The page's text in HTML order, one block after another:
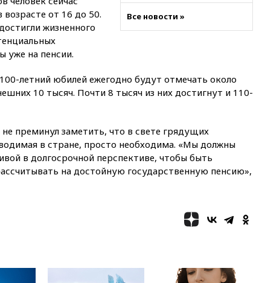
11:11 Одесса осталась без
10:31ВС РФ ударили по
одесской портовой
не упомянула, чья атомная
бомба разрушила Нагасаки
ходе атаки БПЛА на Белгород
Состояние здоровья
выпуск модели Astra и-за
потенциальных рисков
Все новости »
от 16 до 50.
жизненного
уже на пенсии.
летний юбилей ежегодно будут отмечать около
10 тысяч. Почти 8 тысяч из них достигнут и 110-
преминул заметить, что в свете грядущих
в стране, просто необходима. «Мы должны
в долгосрочной перспективе, чтобы быть
на достойную государственную пенсию»,